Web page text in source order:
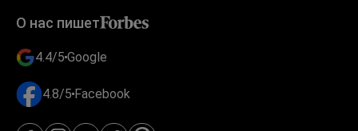
О нас пишет
4.4/5 Google
4.8/5 Facebook